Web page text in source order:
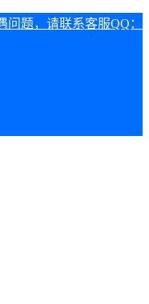
题，请联系客服QQ：